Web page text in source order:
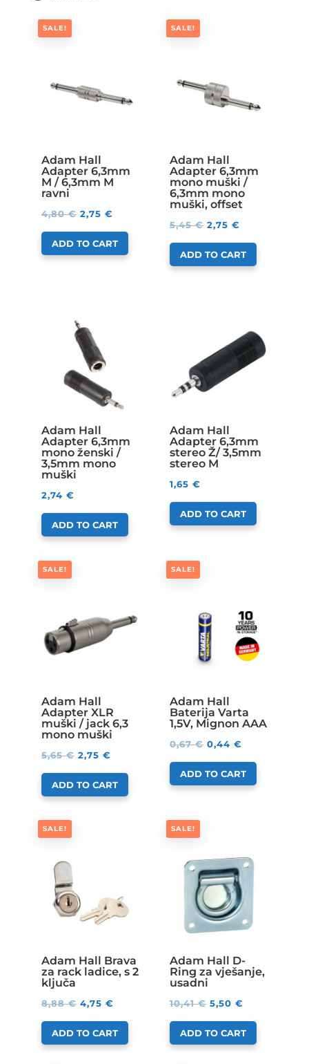
SALE!
Adam Hall
Adapter 6,3mm
M / 6,3mm M
ravni
4,80€ 2,75 €
ADD TO CART
SALE!
Adam Hall
Adapter 6,3mm
mono muški /
6,3mm mono
muški, offset
5,45€ 2,75€
ADD TO CART
Adam Hall
Adapter 6,3mm
mono ženski /
3,5mm mono
muški
2,74 €
ADD TO CART
Adam Hall
Adapter 6,3mm
stereo Ž/ 3,5mm
stereo M
1,65€
ADD TO CART
SALE!
Adam Hall
Adapter XLR
muški / jack 6,3
mono muški
5,65€ 2,75 €
ADD TO CART
SALE!
Adam Hall
Baterija Varta
1,5V, Mignon AAA
0,67€ 0,44€
ADD TO CART
SALE!
Adam Hall Brava
za rack ladice, s 2
ključa
8,88€ 4,75 €
ADD TO CART
SALE!
Adam Hall D-
Ring za vješanje,
usadni
10,41€ 5,50€
ADD TO CART